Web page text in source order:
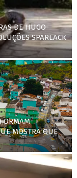
DE HUGO
SPARLACK
MOSTRA QUE